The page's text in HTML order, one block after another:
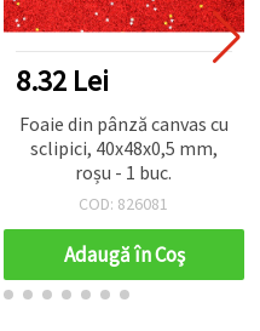
8.32 Lei
Foaie din pânză canvas cu
sclipici, 40x48x0,5 mm,
roșu - 1 buc.
COD: 826081
Adaugă în Coş